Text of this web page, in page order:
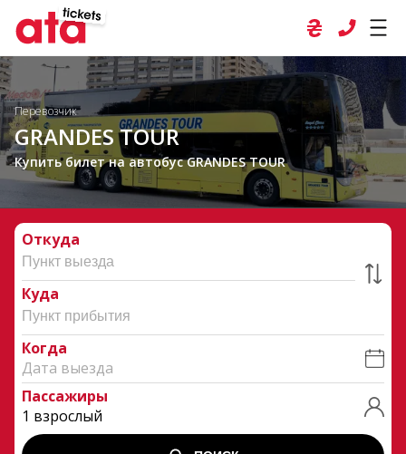
Перевозчик
GRANDES TOUR
Купить билет на автобус GRANDES TOUR
Откуда
Куда
Когда
Дата выезда
Пассажиры
1 взрослый